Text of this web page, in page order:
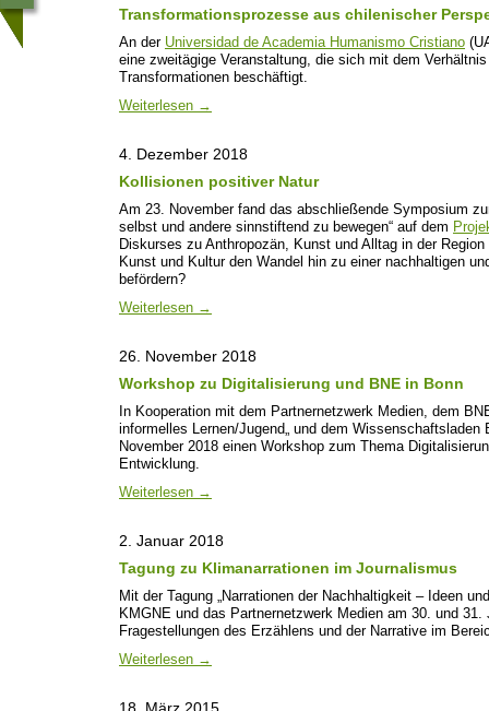
Transformationsprozesse aus chilenischer
An der Universidad de Academia Humanismo Cristiano
eine zweitägige Veranstaltung, die sich mit dem
Transformationen beschäftigt.
Weiterlesen →
4. Dezember 2018
Kollisionen positiver Natur
Am 23. November fand das abschließende Symposium
selbst und andere sinnstiftend zu bewegen“ auf dem
Diskurses zu Anthropozän, Kunst und Alltag in der
Kunst und Kultur den Wandel hin zu einer nachhaltigen
befördern?
Weiterlesen →
26. November 2018
Workshop zu Digitalisierung und BNE in Bonn
In Kooperation mit dem Partnernetzwerk Medien, dem
informelles Lernen/Jugend„ und dem
November 2018 einen Workshop zum Thema
Entwicklung.
Weiterlesen →
2. Januar 2018
Tagung zu Klimanarrationen im Journalismus
Mit der Tagung „Narrationen der Nachhaltigkeit – Ideen
KMGNE und das Partnernetzwerk Medien am 30. und
Fragestellungen des Erzählens und der Narrative im
Weiterlesen →